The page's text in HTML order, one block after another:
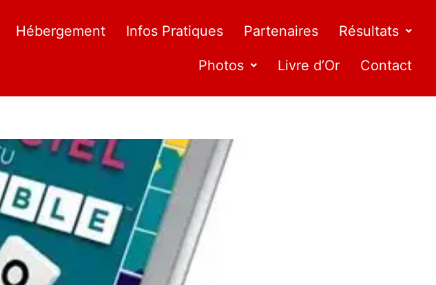
Hébergement Infos Pratiques Partenaires Résultats
Photos Livre d’Or Contact